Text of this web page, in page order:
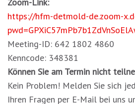
Zoom-Link:
https://hfm-detmold-de.zoom-
Meeting-ID: 642 1802 4860
Kenncode: 348381
Können Sie am Termin nicht
Kein Problem! Melden Sie sich
Ihren Fragen per E-Mail bei uns